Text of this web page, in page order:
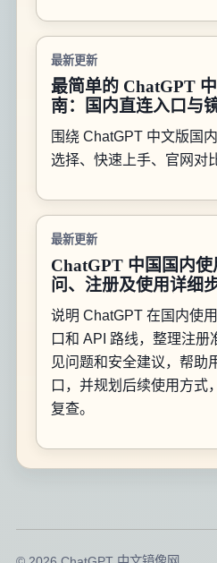
最新更新
最简单的 ChatGPT
南：国内直连入口与
围绕 ChatGPT 中文版国
选择、快速上手、官网对
最新更新
ChatGPT 中国国内
问、注册及使用详细
说明 ChatGPT 在国内使
口和 API 路线，整理注册
见问题和安全建议，帮助
口，并规划后续使用方式
复查。